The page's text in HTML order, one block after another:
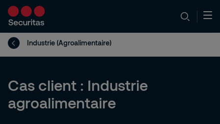
Industrie (Agroalimentaire)
Cas client : Industrie
agroalimentaire